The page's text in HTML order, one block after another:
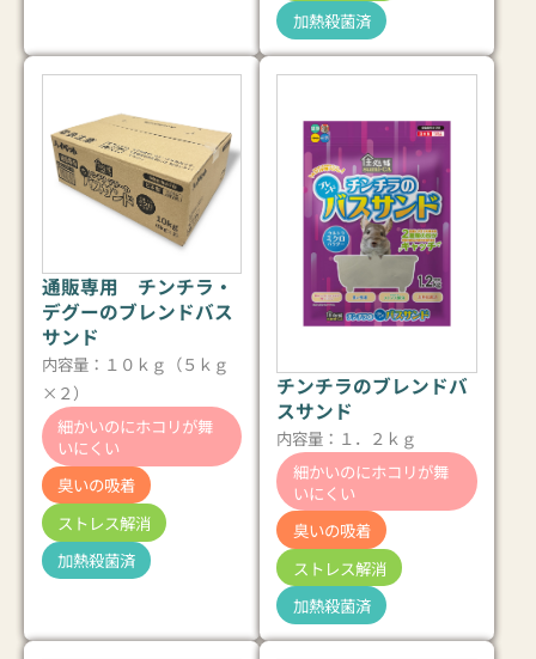
加熱殺菌済
通販専用 チンチラ・
デグーのブレンドバス
サンド
内容量：１０ｋｇ（５ｋｇ
×２）
細かいのにホコリが舞
いにくい
臭いの吸着
ストレス解消
加熱殺菌済
チンチラのブレンドバ
スサンド
内容量：１．２ｋｇ
細かいのにホコリが舞
いにくい
臭いの吸着
ストレス解消
加熱殺菌済